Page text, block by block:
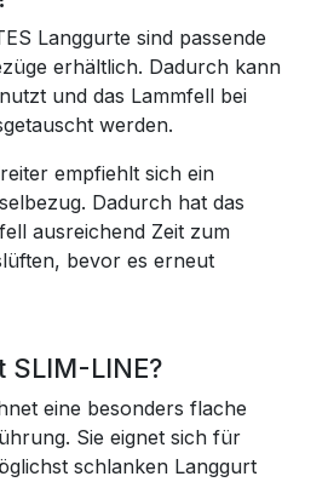
Langgurte sind passende
erhältlich. Dadurch kann
und das Lammfell bei
werden.
empfiehlt sich ein
Dadurch hat das
ausreichend Zeit zum
bevor es erneut
SLIM-LINE?
eine besonders flache
Sie eignet sich für
schlanken Langgurt